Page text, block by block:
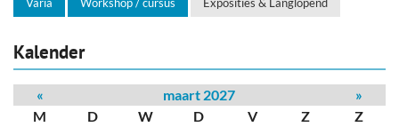
Kalender
« maart 2027
»
M
D W D V Z
Z